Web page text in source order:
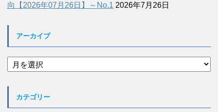
向【2026年07月26日】～No.1 2026年7月26日
アーカイブ
ア
ー
カテゴリー